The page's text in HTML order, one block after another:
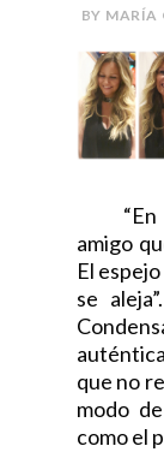
BY MARÍA
“En
amigo
El
se
que no
modo
como el